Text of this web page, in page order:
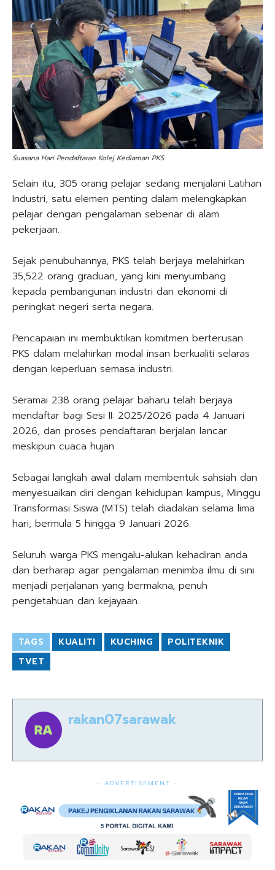
Suasana Hari Pendaftaran Kolej Kediaman PKS
Selain itu, 305 orang pelajar sedang menjalani Latihan
Industri, satu elemen penting dalam melengkapkan
pelajar dengan pengalaman sebenar di alam
pekerjaan.
Sejak penubuhannya, PKS telah berjaya melahirkan
35,522 orang graduan, yang kini menyumbang
kepada pembangunan industri dan ekonomi di
peringkat negeri serta negara.
Pencapaian ini membuktikan komitmen berterusan
PKS dalam melahirkan modal insan berkualiti selaras
dengan keperluan semasa industri.
Seramai 238 orang pelajar baharu telah berjaya
mendaftar bagi Sesi II: 2025/2026 pada 4 Januari
2026, dan proses pendaftaran berjalan lancar
meskipun cuaca hujan.
Sebagai langkah awal dalam membentuk sahsiah dan
menyesuaikan diri dengan kehidupan kampus, Minggu
Transformasi Siswa (MTS) telah diadakan selama lima
hari, bermula 5 hingga 9 Januari 2026.
Seluruh warga PKS mengalu-alukan kehadiran anda
dan berharap agar pengalaman menimba ilmu di sini
menjadi perjalanan yang bermakna, penuh
pengetahuan dan kejayaan.
TAGS KUALITI KUCHING
POLITEKNIK
TVET
rakan07sarawak
- ADVERTISEMENT -